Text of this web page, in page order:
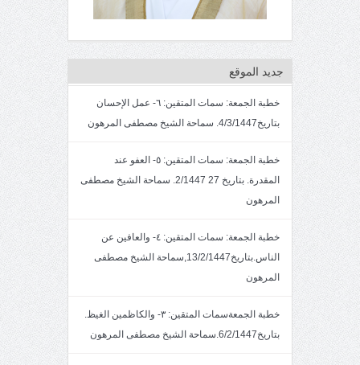
جديد الموقع
خطبة الجمعة: سمات المتقين: ٦- عمل الإحسان
بتاريخ4/3/1447. سماحة الشيخ مصطفى المرهون
خطبة الجمعة: سمات المتقين: ٥- العفو عند
المقدرة. بتاريخ 27 2/1447. سماحة الشيخ مصطفى
المرهون
خطبة الجمعة: سمات المتقين: ٤- والعافين عن
الناس.بتاريخ13/2/1447,سماحة الشيخ مصطفى
المرهون
خطبة الجمعةسمات المتقين: ٣- والكاظمين الغيظ.
بتاريخ6/2/1447.سماحة الشيخ مصطفى المرهون